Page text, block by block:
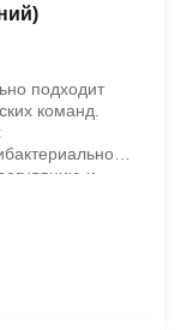
подходит
команд.
и